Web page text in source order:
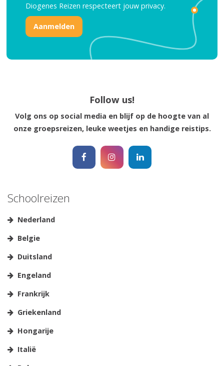
Diogenes Reizen respecteert jouw privacy.
Follow us!
Volg ons op social media en blijf op de hoogte van al
onze groepsreizen, leuke weetjes en handige reistips.
Schoolreizen
Nederland
Belgie
Duitsland
Engeland
Frankrijk
Griekenland
Hongarije
Italië
reisinspiratie en prachtige bestemmingen!